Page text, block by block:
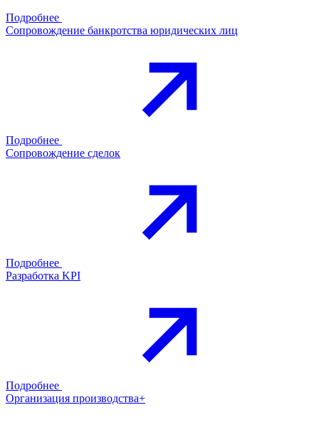
Подробнее
Сопровождение банкротства юридических лиц
Подробнее
Сопровождение сделок
Подробнее
Разработка KPI
Подробнее
Организация производства+